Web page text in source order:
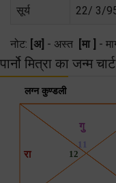
सूर्य 22/ 3/
नोट: [अ] - अस्त [मा ] -
पार्नो मित्रा का जन्म